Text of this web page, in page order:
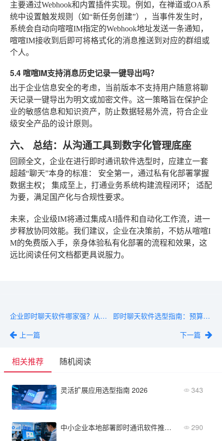
主要通过Webhook和内置插件实现。例如，在禅道或OA系
统中设置触发规则（如“新任务创建”），当事件发生时，
系统会自动向喧喧IM指定的Webhook地址发送一条通知，
喧喧IM接收到后即可将格式化的消息推送到对应的群组或
个人。
5.4 喧喧IM支持消息历史记录一键导出吗？
出于企业信息安全的考虑，当前版本不支持用户随意将聊
天记录一键导出为明文或加密文件。这一策略旨在保护企
业的敏感信息和知识资产，防止数据轻易外流，符合企业
级安全产品的设计原则。
六、 总结：从沟通工具到数字化管理底座
回顾全文，企业在进行即时通讯软件选型时，应建立一套
超越“聊天”本身的标准： 安全第一，通过私有化部署掌握
数据主权； 集成至上 ，打通业务系统构建流程闭环； 适配
为要，满足国产化与合规性要求。
未来，企业级IM将通过集成AI插件和自动化工作流，进一
步释放协同效能。我们建议，企业在决策前，不妨从喧喧I
M的免费版入手，亲身体验私有化部署的流程和效果，这
远比阅读任何文档都更具说服力。
企业即时聊天软件哪家强？从客户支持到API开放度对比
上一篇
即时聊天软件选型指南：预算有限的企业怎么选？
下一篇
相关推荐 随机阅读
灵活扩展应用选型指南 2026 343
中小企业本地部署即时通讯软件推荐：预算与功能完美匹配 290